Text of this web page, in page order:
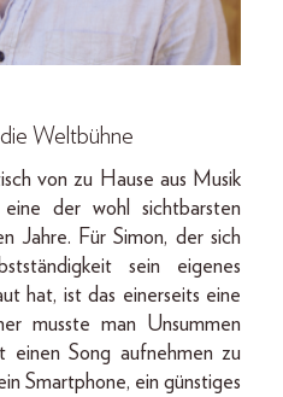
Weltbühne
von zu Hause aus Musik
der wohl sichtbarsten
Jahre. Für Simon, der sich
sein eigenes
hat, ist das einerseits eine
musste man Unsummen
einen Song aufnehmen zu
Smartphone, ein günstiges